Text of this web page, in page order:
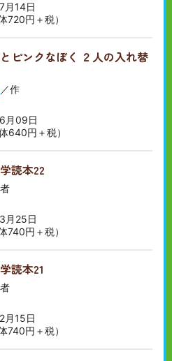
月14日
720円＋税）
ピンクなぼく ２人の入れ替
／作
月09日
640円＋税）
読本22
月25日
740円＋税）
読本21
月15日
740円＋税）